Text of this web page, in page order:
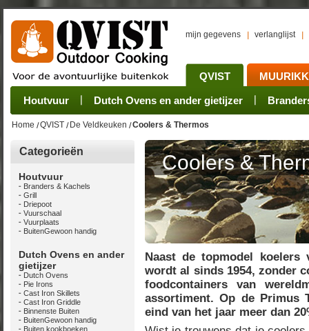
mijn gegevens verlanglijst
QVIST
Houtvuur Dutch Ovens en ander gietijzer
Grillplaat & ijzers Pannen Rookovens
Oogsten Verwerken Bewaren Onderhoud
Sets Stoves Camping sets Pots, Pans, Kettles
Home QVIST De Veldkeuken Coolers & Thermos
Categorieën
Houtvuur
Branders & Kachels
Grill
Driepoot
Vuurschaal
Vuurplaats
BuitenGewoon handig
Dutch Ovens en ander
gietijzer
Dutch Ovens
Pie Irons
Cast Iron Skillets
Cast Iron Griddle
Binnenste Buiten
BuitenGewoon handig
Buiten kookboeken
Coolers &
Naast de topmodel koelers
wordt al sinds 1954, zonder
foodcontainers van
assortiment. Op de Primus
eind van het jaar meer dan